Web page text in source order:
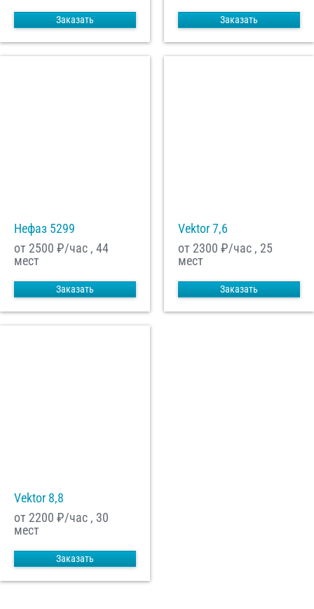
Заказать Заказать
Нефаз 5299
от 2500 ₽/час , 44
мест
Заказать
Vektor 7,6
от 2300 ₽/час , 25
мест
Заказать
Vektor 8,8
от 2200 ₽/час , 30
мест
Заказать